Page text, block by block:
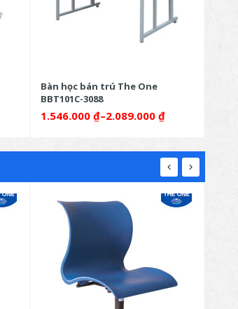
Bàn học bán trú The One
BBT101C-3088
1.546.000 ₫–2.089.000 ₫